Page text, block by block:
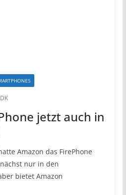
jetzt auch in
Amazon das FirePhone
nur in den
bietet Amazon